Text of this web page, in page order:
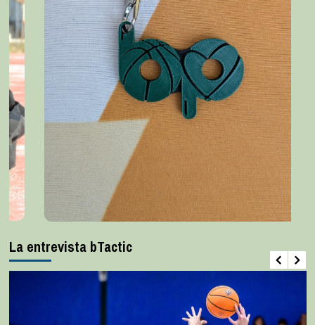
La entrevista bTactic